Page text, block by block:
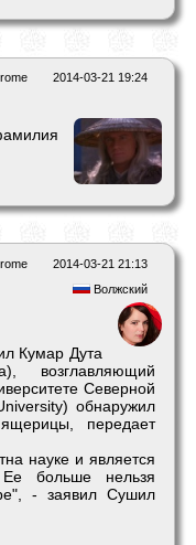
2014-03-21 19:24
2014-03-21 21:13
Волжский
Кумар Дута
возглавляющий
Северной
обнаружил
передает
науке и является
больше нельзя
- заявил Сушил